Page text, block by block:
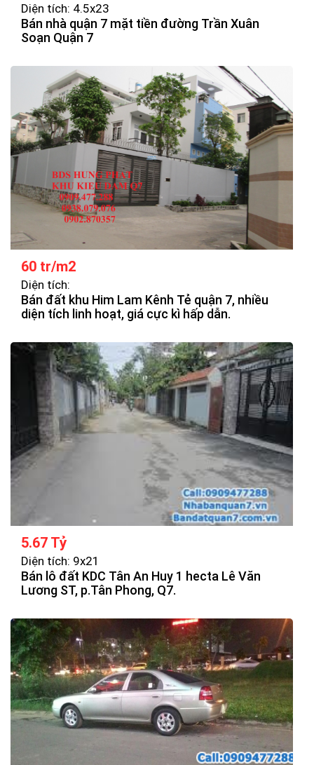
Diện tích: 4.5x23
Bán nhà quận 7 mặt tiền đường Trần Xuân
Soạn Quận 7
60 tr/m2
Diện tích:
Bán đất khu Him Lam Kênh Tẻ quận 7, nhiều
diện tích linh hoạt, giá cực kì hấp dẫn.
5.67 Tỷ
Diện tích: 9x21
Bán lô đất KDC Tân An Huy 1 hecta Lê Văn
Lương ST, p.Tân Phong, Q7.